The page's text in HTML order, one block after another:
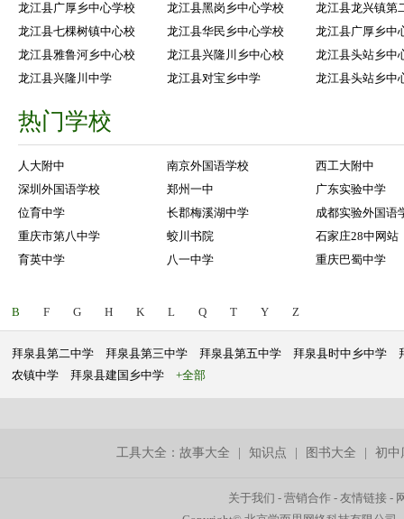
龙江县广厚乡中心学校
龙江县黑岗乡中心学校
龙江县龙兴镇第
龙江县七棵树镇中心校
龙江县华民乡中心学校
龙江县广厚乡中
龙江县雅鲁河乡中心校
龙江县兴隆川乡中心校
龙江县头站乡中
龙江县兴隆川中学
龙江县对宝乡中学 龙江县头站乡中
热门学校
人大附中 南京外国语学校
西工大附中
深圳外国语学校
郑州一中
广东实验中学
位育中学
长郡梅溪湖中学
成都实验外国语
重庆市第八中学
蛟川书院
石家庄28中网站
育英中学
八一中学 重庆巴蜀中学
B F G H K L Q T Y Z
拜泉县第二中学 拜泉县第三中学 拜泉县第五中学 拜泉县时中乡中学
农镇中学
拜泉县建国乡中学 +全部
工具大全：故事大全 |知识点 图书大全 |初中
关于我们 -营销合作 -友情链接 -